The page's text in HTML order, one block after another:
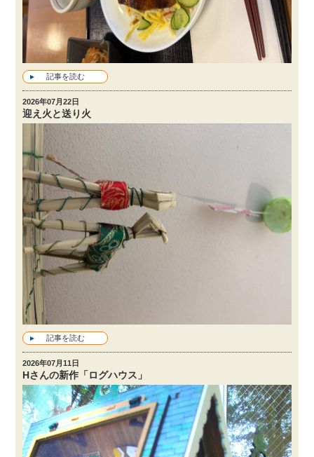
記事を読む
2026年07月22日
迎え火と送り火
記事を読む
2026年07月11日
Hさんの新作「ログハウス」